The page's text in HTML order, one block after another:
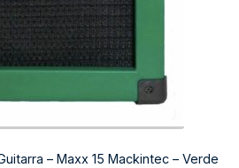
– Maxx 15 Mackintec – Verde